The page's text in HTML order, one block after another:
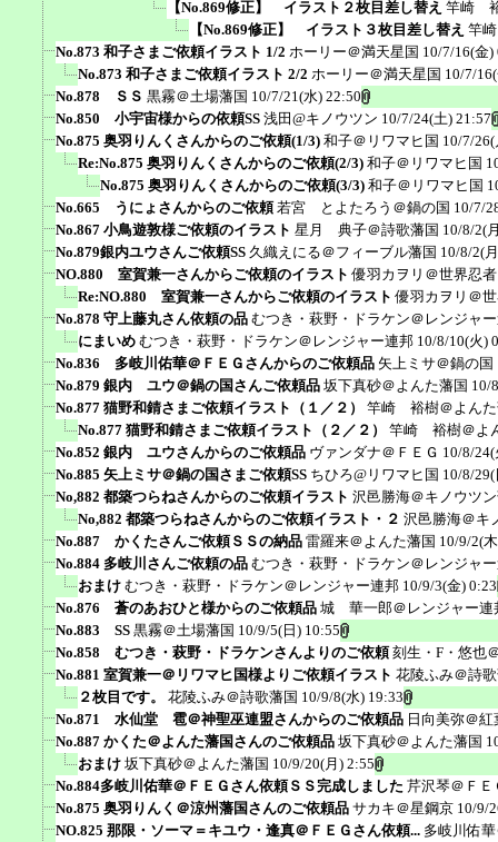
【No.869修正】 イラスト２枚目差し替え 竿崎
【No.869修正】 イラスト３枚目差し替え 竿
No.873 和子さまご依頼イラスト 1/2 ホーリー＠満天星国 10/7/16(金)
No.873 和子さまご依頼イラスト 2/2 ホーリー＠満天星国 10/7/
No.878 ＳＳ 黒霧＠土場藩国 10/7/21(水) 22:50
No.850 小宇宙様からの依頼SS 浅田@キノウツン 10/7/24(土) 21:57
No.875 奥羽りんくさんからのご依頼(1/3) 和子＠リワマヒ国 10/7/
Re:No.875 奥羽りんくさんからのご依頼(2/3) 和子＠リワマヒ国
No.875 奥羽りんくさんからのご依頼(3/3) 和子＠リワマヒ国
No.665 うにょさんからのご依頼 若宮 とよたろう＠鍋の国 10/7/
No.867 小鳥遊敦様ご依頼のイラスト 星月 典子＠詩歌藩国 10/8/2(
No.879銀内ユウさんご依頼SS 久織えにる＠フィーブル藩国 10/8/2(
NO.880 室賀兼一さんからご依頼のイラスト 優羽カヲリ＠世界忍
Re:NO.880 室賀兼一さんからご依頼のイラスト 優羽カヲリ＠
No.878 守上藤丸さん依頼の品 むつき・萩野・ドラケン＠レンジャ
にまいめ むつき・萩野・ドラケン＠レンジャー連邦 10/8/10(火)
No.836 多岐川佑華＠ＦＥＧさんからのご依頼品 矢上ミサ＠鍋の国
No.879 銀内 ユウ＠鍋の国さんご依頼品 坂下真砂＠よんた藩国 10/
No.877 猫野和錆さまご依頼イラスト（１／２）
竿崎 裕樹＠よんた
No.877 猫野和錆さまご依頼イラスト（２／２）
竿崎 裕樹＠よ
No.852 銀内 ユウさんからのご依頼品 ヴァンダナ＠ＦＥＧ 10/8/
No.885 矢上ミサ＠鍋の国さまご依頼SS ちひろ@リワマヒ国 10/8/
No,882 都築つらねさんからのご依頼イラスト 沢邑勝海＠キノウツ
No,882 都築つらねさんからのご依頼イラスト・２ 沢邑勝海＠キ
No.887 かくたさんご依頼ＳＳの納品 雷羅来＠よんた藩国 10/9/2(
No.884 多岐川さんご依頼の品 むつき・萩野・ドラケン＠レンジャ
おまけ むつき・萩野・ドラケン＠レンジャー連邦 10/9/3(金) 0:23
No.876 蒼のあおひと様からのご依頼品 城 華一郎＠レンジャー連
No.883 SS 黒霧＠土場藩国 10/9/5(日) 10:55
No.858 むつき・萩野・ドラケンさんよりのご依頼 刻生・F・悠也
No.881 室賀兼一＠リワマヒ国様よりご依頼イラスト 花陵ふみ＠詩
２枚目です。
花陵ふみ＠詩歌藩国 10/9/8(水) 19:33
No.871 水仙堂 雹＠神聖巫連盟さんからのご依頼品 日向美弥＠紅
No.887 かくた＠よんた藩国さんのご依頼品 坂下真砂＠よんた藩国
おまけ 坂下真砂＠よんた藩国 10/9/20(月) 2:55
No.884多岐川佑華＠ＦＥＧさん依頼ＳＳ完成しました 芹沢琴＠ＦＥ
No.875 奥羽りんく＠涼州藩国さんのご依頼品 サカキ＠星鋼京 10/9/
NO.825 那限・ソーマ＝キユウ・逢真＠ＦＥＧさん依頼... 多岐川佑